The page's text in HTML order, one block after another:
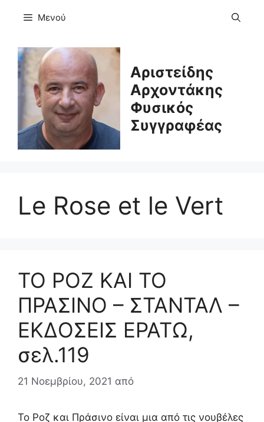
Μενού
Αριστείδης
Αρχοντάκης
Φυσικός
Συγγραφέας
Le Rose et le Vert
ΤΟ ΡΟΖ ΚΑΙ ΤΟ
ΠΡΑΣΙΝΟ – ΣΤΑΝΤΑΛ –
ΕΚΔΟΣΕΙΣ ΕΡΑΤΩ,
σελ.119
21 Νοεμβρίου, 2021 από
Το Ροζ και Πράσινο είναι μια από τις νουβέλες